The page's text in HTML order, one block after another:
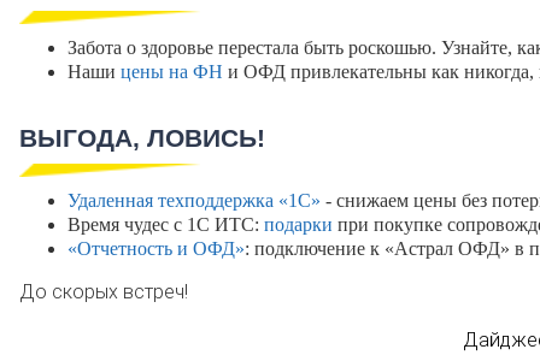
Забота о здоровье перестала быть роскошью. Узнайте,
Наши цены на ФН и ОФД привлекательны как
ВЫГОДА, ЛОВИСЬ!
Удаленная техподдержка «1С» - снижаем цены без
Время чудес с 1С ИТС: подарки при покупке
«Отчетность и ОФД»: подключение к «Астрал ОФД» в
До скорых встреч!